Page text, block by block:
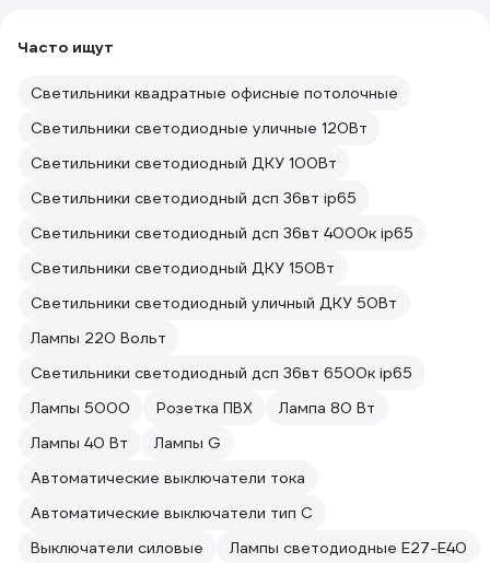
Часто ищут
Светильники квадратные офисные потолочные
Светильники светодиодные уличные 120Вт
Светильники светодиодный ДКУ 100Вт
Светильники светодиодный дсп 36вт ip65
Светильники светодиодный дсп 36вт 4000к ip65
Светильники светодиодный ДКУ 150Вт
Светильники светодиодный уличный ДКУ 50Вт
Лампы 220 Вольт
Светильники светодиодный дсп 36вт 6500к ip65
Лампы 5000
Розетка ПВХ
Лампа 80 Вт
Лампы 40 Вт
Лампы G
Автоматические выключатели тока
Автоматические выключатели тип C
Выключатели силовые
Лампы светодиодные E27-E40